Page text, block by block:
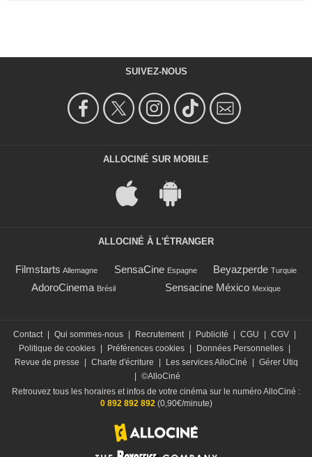
SUIVEZ-NOUS
ALLOCINÉ SUR MOBILE
ALLOCINÉ À L'ÉTRANGER
Filmstarts Allemagne SensaCine Espagne Beyazperde Turquie
AdoroCinema Brésil Sensacine México Mexique
Contact Qui sommes-nous Recrutement Publicité CGU CGV
Politique de cookies
Préférences cookies Données Personnelles
Revue de presse
Charte d'écriture Les services AlloCiné
Gérer Utiq
©AlloCiné
Retrouvez tous les horaires et infos de votre cinéma sur le numéro AlloCiné :
0 892 892 892(0,90€/minute)